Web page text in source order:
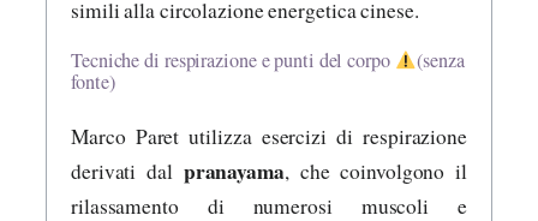
simili alla circolazione energetica cinese.
Tecniche di respirazione e punti del corpo
(senza
fonte)
Marco Paret utilizza esercizi di respirazione
derivati dal pranayama, che coinvolgono il
rilassamento di numerosi muscoli e